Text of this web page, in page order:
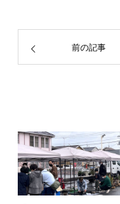
前の記事